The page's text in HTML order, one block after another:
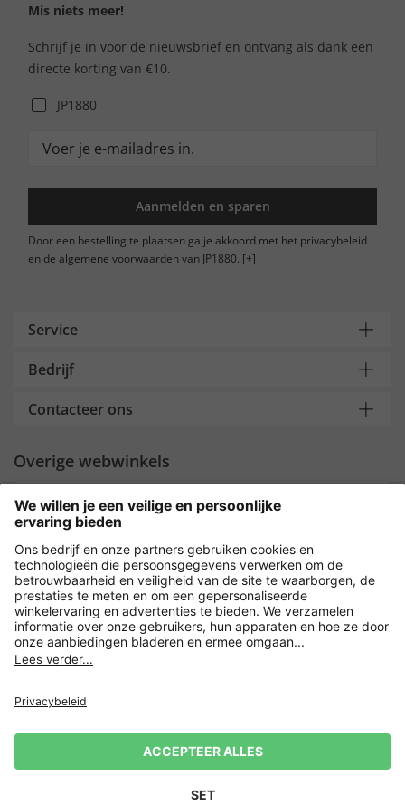
Mis niets meer!
Schrijf je in voor de nieuwsbrief en ontvang als dank een
directe korting van €10.
JP1880
Aanmelden en sparen
Door een bestelling te plaatsen ga je akkoord met het privacybeleid
en de algemene voorwaarden van JP1880. [+]
Service
Bedrijf
Contacteer ons
Overige webwinkels
Nederland
Payment and Delivery
Versleuteling met
Verkoopvoorwaarden
Leveringsvoorwaarden
Herroeping indienen
Impressum Cookie-instellingen